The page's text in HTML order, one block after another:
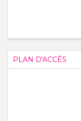
PLAN D'ACCÈS